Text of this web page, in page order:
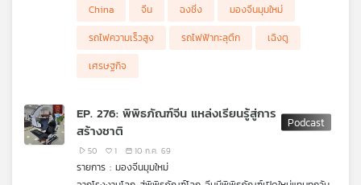
โสภิต หวังวิวัฒนา ชวน ดร.ไพจิตร วิบูลย์ธนสาร รองประธานและ
เลขาธิการหอการค้าไทยในจีน มาเจาะลึกว่า จีนใช้จุดแข็งของแต่ละ
ฝ่ายเสริมแรงกันอย่างไร และจะเป็นโอกาสการลงทุนของไทยได้
China จีน ฉงชิ่ง
มองจีนมุมใหม่
รถไฟความเร็วสูง
รถไฟฟ้าทะลุตึก
เฉิงตู
เศรษฐกิจ
EP. 276: พิพิธภัณฑ์จีน แหล่งเรียนรู้สู่การ
สร้างชาติ
50 1 10 ก.ค. 69
รายการ : มองจีนมุมใหม่